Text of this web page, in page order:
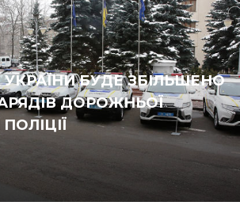
БУДЕ ЗБІЛЬШЕНО
ДОРОЖНЬОЇ